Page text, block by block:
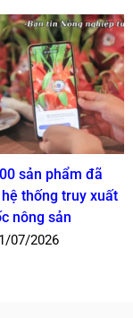
sản phẩm đã
thống truy xuất
nông sản
07/2026